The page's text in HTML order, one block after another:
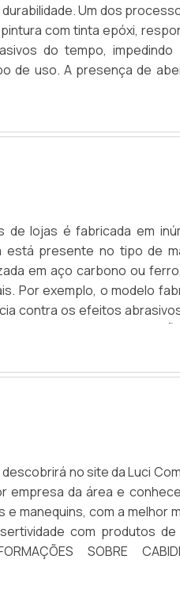
Um dos
com tinta epóxi,
do tempo, impedindo
de uso. A presença de
a peça seja estável,
poden.
de lojas é fabricada em
está presente no tipo de
em aço carbono ou
Por exemplo, o modelo
contra os efeitos
DIVERSAS
fabricado em ferro.
no site da Luci
empresa da área e
e manequins, com a melhor
com produtos de
SOBRE
de demonstrar
Comércio centraliza sua